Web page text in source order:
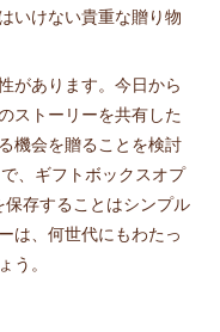
いけない貴重な贈り物
があります。今日から
ストーリーを共有した
機会を贈ることを検討
、ギフトボックスオプ
存することはシンプル
は、何世代にもわたっ
う。